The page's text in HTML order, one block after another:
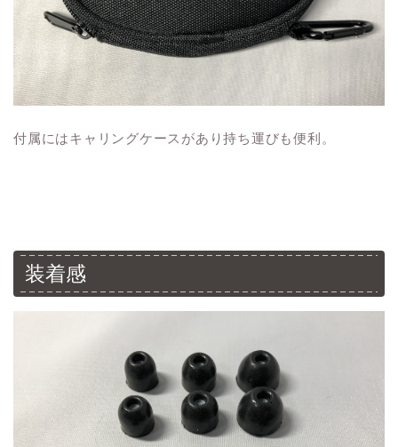
付属にはキャリングケースがあり持ち運びも便利。
装着感